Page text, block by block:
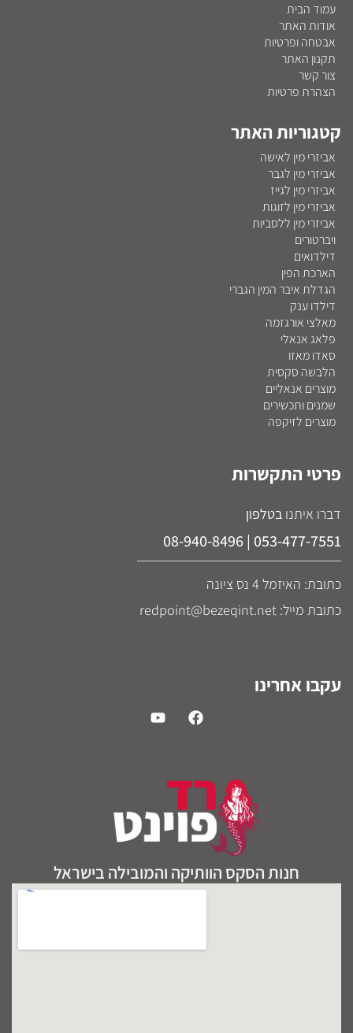
עמוד הבית
אודות האתר
אבטחה ופרטיות
תקנון האתר
צור קשר
הצהרת פרטיות
קטגוריות האתר
אביזרי מין לאישה
אביזרי מין לגבר
אביזרי מין לגייז
אביזרי מין לזוגות
אביזרי מין ללסביות
ויברטורים
דילדואים
הארכת הפין
הגדלת איבר המין הגברי
דילדו ענק
מאלצי אורגזמה
פלאג אנאלי
סאדו מאזו
הלבשה סקסית
מוצרים אנאליים
שמנים ותכשירים
מוצרים לזיקפה
פרטי התקשרות
דברו איתנו בטלפון
053-477-7551 | 08-940-8496
כתובת: האיזמל 4 נס ציונה
כתובת מייל: redpoint@bezeqint.net
עקבו אחרינו
חנות הסקס הוותיקה והמובילה בישראל